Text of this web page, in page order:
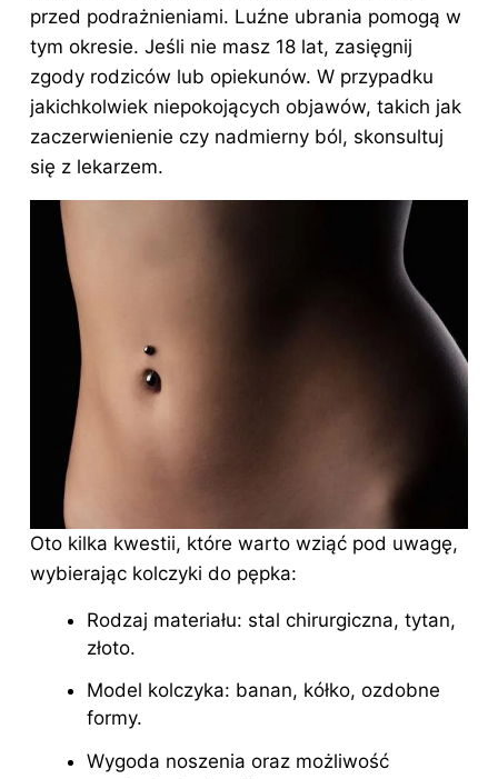
przed podrażnieniami. Luźne ubrania pomogą w
tym okresie. Jeśli nie masz 18 lat, zasięgnij
zgody rodziców lub opiekunów. W przypadku
jakichkolwiek niepokojących objawów, takich jak
zaczerwienienie czy nadmierny ból, skonsultuj
się z lekarzem.
Oto kilka kwestii, które warto wziąć pod uwagę,
wybierając kolczyki do pępka:
Rodzaj materiału: stal chirurgiczna, tytan,
złoto.
Model kolczyka: banan, kółko, ozdobne
formy.
Wygoda noszenia oraz możliwość